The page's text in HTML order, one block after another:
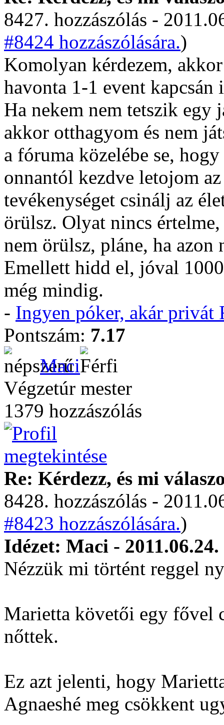
8427. hozzászólás -
#8424 hozzászólására.)
Komolyan kérdezem,
havonta 1-1 event kapcsán
Ha nekem nem tetszik egy
akkor otthagyom és nem
a fóruma közelébe se,
onnantól kezdve letojom
tevékenységet csinálj az
örülsz. Olyat nincs
nem örülsz, pláne, ha azon
Emellett hidd el, jóval
még mindig.
- Ingyen póker, akár privát
Pontszám: 7.17
Maci
Végzetúr mester
1379 hozzászólás
Re: Kérdezz, és mi
8428. hozzászólás -
#8423 hozzászólására.)
Idézet: Maci -
Nézzük mi történt reggel
Marietta követői egy fővel
nőttek.
Ez azt jelenti, hogy
Agnaeshé meg csökkent